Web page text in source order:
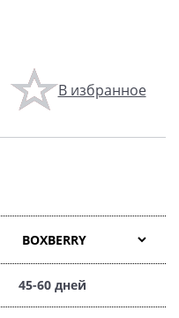
В избранное
45-60 дней